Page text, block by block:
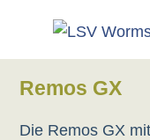
Remos GX
Die Remos GX